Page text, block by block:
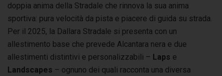
doppia anima della Stradale che rinnova la sua anima
sportiva: pura velocità da pista e piacere di guida su strada.
Per il 2025, la Dallara Stradale si presenta con un
allestimento base che prevede Alcantara nera e due
allestimenti distintivi e personalizzabili – Laps e
Landscapes – ognuno dei quali racconta una diversa